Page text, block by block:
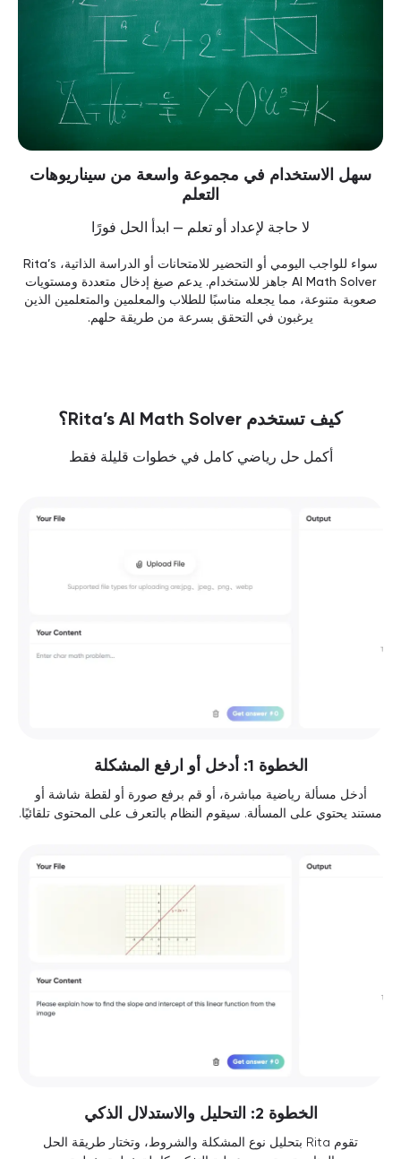
سهل الاستخدام في مجموعة واسعة من سيناريوهات
التعلم
لا حاجة لإعداد أو تعلم — ابدأ الحل فورًا
سواء للواجب اليومي أو التحضير للامتحانات أو الدراسة الذاتية، Rita’s
AI Math Solver جاهز للاستخدام. يدعم صيغ إدخال متعددة ومستويات
صعوبة متنوعة، مما يجعله مناسبًا للطلاب والمعلمين والمتعلمين الذين
يرغبون في التحقق بسرعة من طريقة حلهم.
كيف تستخدم Rita’s AI Math Solver؟
أكمل حل رياضي كامل في خطوات قليلة فقط
الخطوة 1: أدخل أو ارفع المشكلة
أدخل مسألة رياضية مباشرة، أو قم برفع صورة أو لقطة شاشة أو
مستند يحتوي على المسألة. سيقوم النظام بالتعرف على المحتوى تلقائيًا.
الخطوة 2: التحليل والاستدلال الذكي
تقوم Rita بتحليل نوع المشكلة والشروط، وتختار طريقة الحل